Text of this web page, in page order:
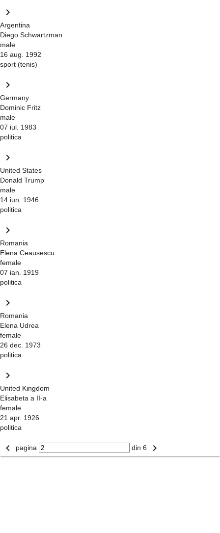
keyboard_arrow_right
Argentina
Diego Schwartzman
male
16 aug. 1992
sport (tenis)
keyboard_arrow_right
Germany
Dominic Fritz
male
07 iul. 1983
politica
keyboard_arrow_right
United States
Donald Trump
male
14 iun. 1946
politica
keyboard_arrow_right
Romania
Elena Ceausescu
female
07 ian. 1919
politica
keyboard_arrow_right
Romania
Elena Udrea
female
26 dec. 1973
politica
keyboard_arrow_right
United Kingdom
Elisabeta a II-a
female
21 apr. 1926
politica
keyboard_arrow_left pagina din 6 keyboard_arrow_right